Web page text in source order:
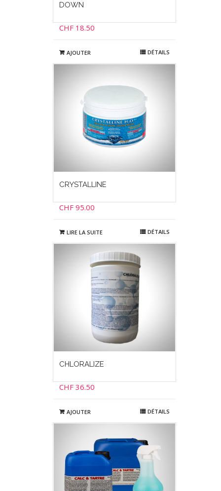
DOWN
CHF18.50
AJOUTER DÉTAILS
CRYSTALLINE
CHF95.00
LIRE LA SUITE DÉTAILS
CHLORALIZE
CHF36.50
AJOUTER DÉTAILS